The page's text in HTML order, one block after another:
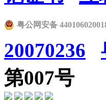
粤公网安备
20070236
第007号